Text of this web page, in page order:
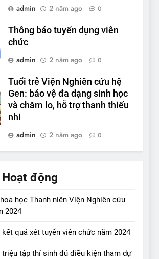
động
học Thanh niên Viện Nghiên cứu
2024
quả xét tuyển viên chức năm 2024
triệu tập thí sinh đủ điều kiện tham dự
admin
2 năm ago 0
Thông báo tuyển dụng viên
chức
admin
2 năm ago 0
Tuổi trẻ Viện Nghiên cứu hệ
Gen: bảo vệ đa dạng sinh học
và chăm lo, hỗ trợ thanh thiếu
nhi
admin
2 năm ago 0